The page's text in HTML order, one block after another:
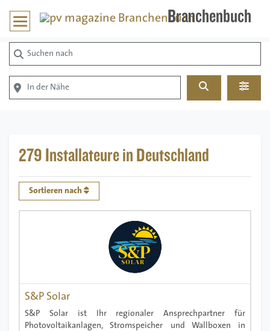
Branchenbuch
Suchen nach
In der Nähe
279 Installateure in Deutschland
Sortieren nach
S&P Solar
S&P Solar ist Ihr regionaler Ansprechpartner für
Photovoltaikanlagen, Stromspeicher und Wallboxen in